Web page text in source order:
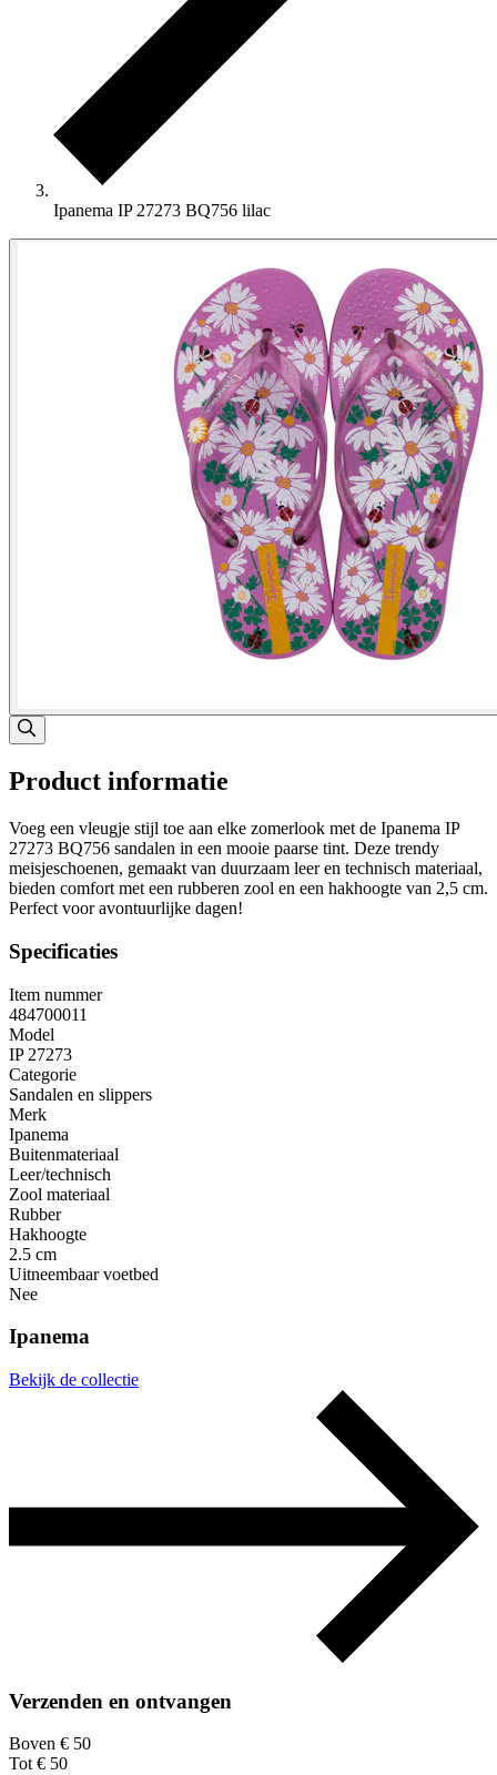
Ipanema IP 27273 BQ756 lilac
Product informatie
Voeg een vleugje stijl toe aan elke zomerlook met de Ipanema IP
27273 BQ756 sandalen in een mooie paarse tint. Deze trendy
meisjeschoenen, gemaakt van duurzaam leer en technisch materiaal,
bieden comfort met een rubberen zool en een hakhoogte van 2,5 cm.
Perfect voor avontuurlijke dagen!
Specificaties
Item nummer
484700011
Model
IP 27273
Categorie
Sandalen en slippers
Merk
Ipanema
Buitenmateriaal
Leer/technisch
Zool materiaal
Rubber
Hakhoogte
2.5 cm
Uitneembaar voetbed
Nee
Ipanema
Bekijk de collectie
Verzenden en ontvangen
Boven € 50
Tot € 50